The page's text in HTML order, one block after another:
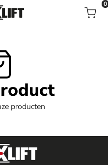
0
producten